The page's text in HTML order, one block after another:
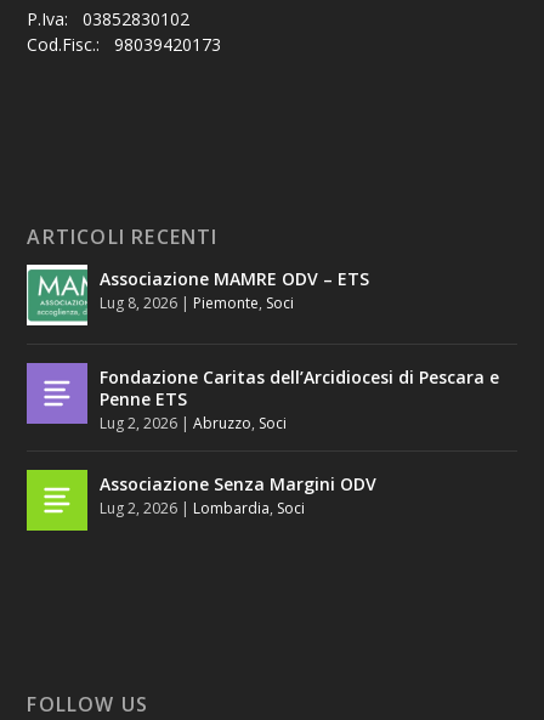
P.Iva: 03852830102
Cod.Fisc.: 98039420173
ARTICOLI RECENTI
Associazione MAMRE ODV – ETS
Lug 8, 2026 | Piemonte, Soci
Fondazione Caritas dell’Arcidiocesi di Pescara e
Penne ETS
Lug 2, 2026 |Abruzzo, Soci
Associazione Senza Margini ODV
Lug 2, 2026 | Lombardia, Soci
FOLLOW US